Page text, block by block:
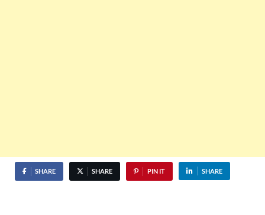
SHARE SHARE PIN IT SHARE